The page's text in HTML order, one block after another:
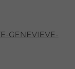
GENEVIEVE-